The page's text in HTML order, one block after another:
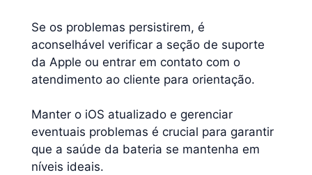
Se os problemas persistirem, é
aconselhável verificar a seção de suporte
da Apple ou entrar em contato com o
atendimento ao cliente para orientação.
Manter o iOS atualizado e gerenciar
eventuais problemas é crucial para garantir
que a saúde da bateria se mantenha em
níveis ideais.